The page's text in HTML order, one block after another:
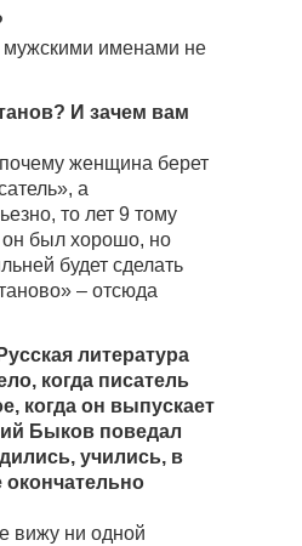
мужскими именами не
И зачем вам
женщина берет
а
то лет 9 тому
он был хорошо, но
будет сделать
– отсюда
литература
когда писатель
когда он выпускает
Быков поведал
учились, в
окончательно
вижу ни одной